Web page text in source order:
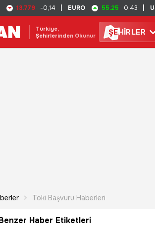
13.779 -0,14 EURO 55.25 0,43
Türkiye,
Şehirlerinden Okunur
ŞEHİRLER
Toki Başvuru Haberleri
Haber Etiketleri